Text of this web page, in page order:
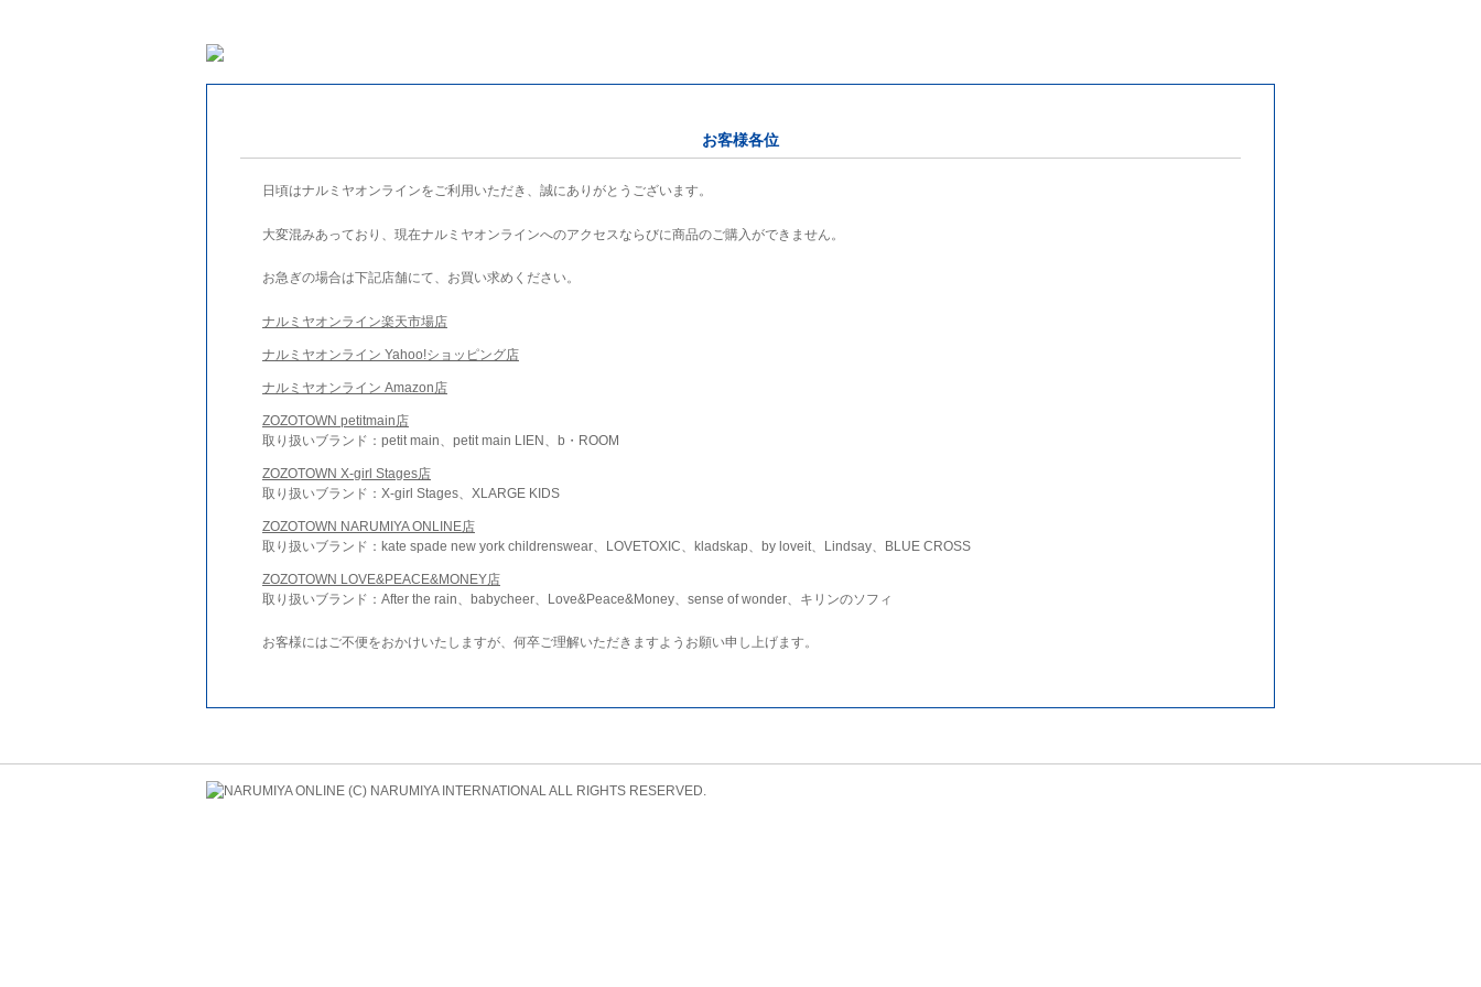
お客様各位
日頃はナルミヤオンラインをご利用いただき、誠にありがとうございます。
大変混みあっており、現在ナルミヤオンラインへのアクセスならびに商品のご購入ができません。
お急ぎの場合は下記店舗にて、お買い求めください。
ナルミヤオンライン楽天市場店
ナルミヤオンライン Yahoo!ショッピング店
ナルミヤオンライン Amazon店
ZOZOTOWN petitmain店
取り扱いブランド：petit main、petit main LIEN、b・ROOM
ZOZOTOWN X-girl Stages店
取り扱いブランド：X-girl Stages、XLARGE KIDS
ZOZOTOWN NARUMIYA ONLINE店
取り扱いブランド：kate spade new york childrenswear、LOVETOXIC、kladskap、by loveit、Lindsay、BLUE CROSS
ZOZOTOWN LOVE&PEACE&MONEY店
取り扱いブランド：After the rain、babycheer、Love&Peace&Money、sense of wonder、キリンのソフィ
お客様にはご不便をおかけいたしますが、何卒ご理解いただきますようお願い申し上げます。